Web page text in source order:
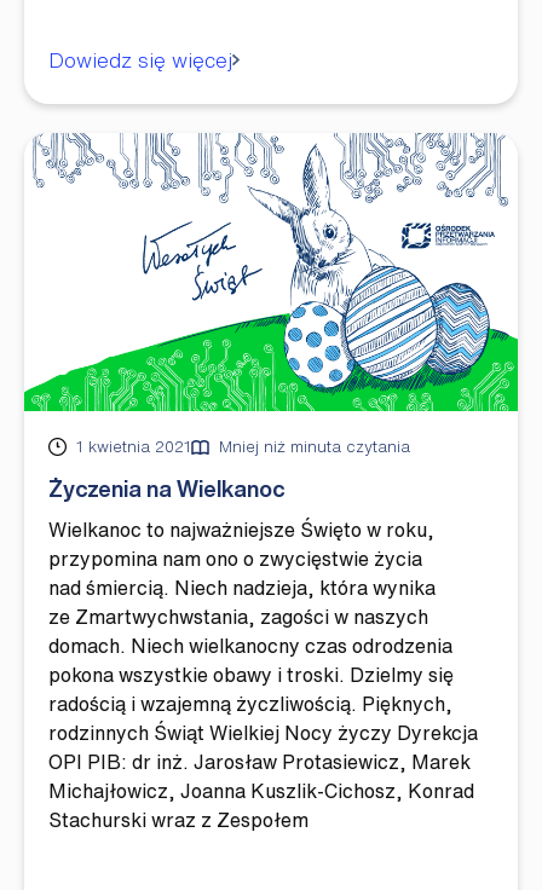
Dowiedz się więcej
Życzenia na Wielkanoc
Opublikowano
1 kwietnia 2021 Mniej niż minuta czytania
Wielkanoc to najważniejsze Święto w roku,
przypomina nam ono o zwycięstwie życia
nad śmiercią. Niech nadzieja, która wynika
ze Zmartwychwstania, zagości w naszych
domach. Niech wielkanocny czas odrodzenia
pokona wszystkie obawy i troski. Dzielmy się
radością i wzajemną życzliwością. Pięknych,
rodzinnych Świąt Wielkiej Nocy życzy Dyrekcja
OPI PIB: dr inż. Jarosław Protasiewicz, Marek
Michajłowicz, Joanna Kuszlik-Cichosz, Konrad
Stachurski wraz z Zespołem